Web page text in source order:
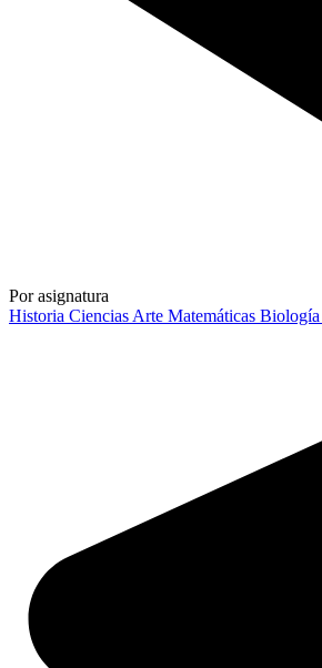
Por asignatura
Historia Ciencias Arte Matemáticas Biología